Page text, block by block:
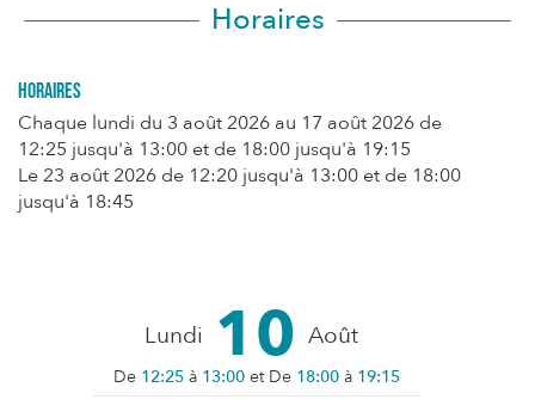
Horaires
Horaires
Chaque lundi du 3 août 2026 au 17 août 2026 de
12:25 jusqu'à 13:00 et de 18:00 jusqu'à 19:15
Le23 août 2026 de 12:20 jusqu'à 13:00 et de 18:00
jusqu'à 18:45
Lundi 10 Août
De 12:25 à 13:00 et De 18:00 à 19:15